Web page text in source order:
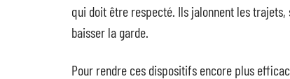
qui doit être respecté. Ils jalonnent les
baisser la garde.
Pour rendre ces dispositifs encore plus